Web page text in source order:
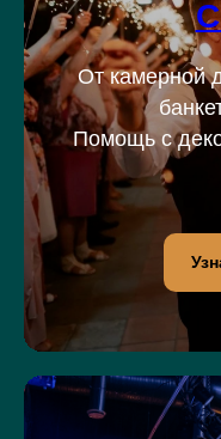
От камерной
Помощь с